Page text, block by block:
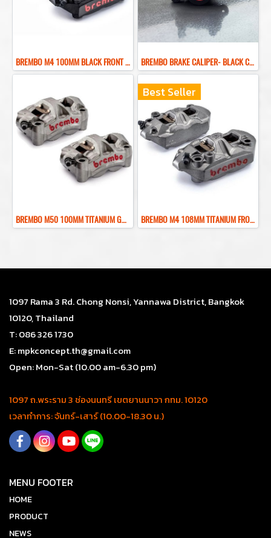
BREMBO M4 100MM BLACK FRONT BRAKE CALIPER ปั๊มเบรคเบรมโบ้สีดำ 100MM ฺBREMBO BRAKE CALIPER- BLACK COLOR REAR BRAKE RED LOGO
BREMBO M50 100MM TITANIUM GRAY FRONT BRAKE CALIPER ปั๊มเบรคเบรมโบ้สีเทา 100MM
Best Seller
BREMBO M4 108MM TITANIUM FRONT BRAKE CALIPER ปั๊มเบรคเบรมโบ้สีไทเทเนียม 108MM
1097 Rama 3 Rd. Chong Nonsi, Yannawa District, Bangkok
10120, Thailand
T: 086 326 1730
E: mpkconcept.th@gmail.com
Open: Mon-Sat (10.00 am-6.30 pm)
1097 ถ.พระราม 3 ช่องนนทรี เขตยานนาวา กทม. 10120
เวลาทำการ: จันทร์-เสาร์ (10.00-18.30 น.)
MENU FOOTER
HOME
PRODUCT
NEWS